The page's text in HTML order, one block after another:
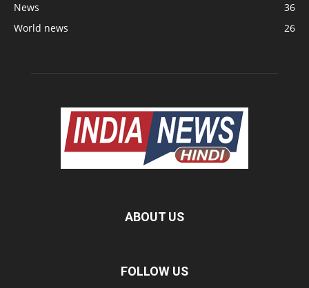
News
36
World news
26
ABOUT US
FOLLOW US